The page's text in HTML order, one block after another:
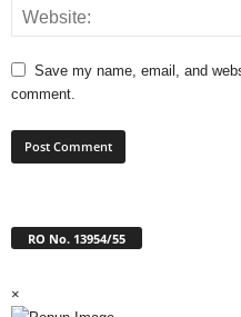
Save my name, email, and
comment.
RO No. 13954/55
×